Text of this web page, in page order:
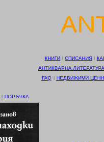
КНИГИ І СПИСАНИЯ І
АНТИКВАРНА ЛИТЕРАТУРА
FAQ І НЕДВИЖИМИ
І ПОРЪЧКА